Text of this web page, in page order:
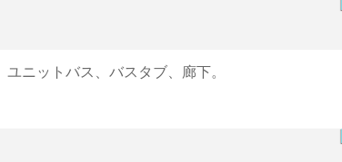
ニットバス、バスタブ、廊下。